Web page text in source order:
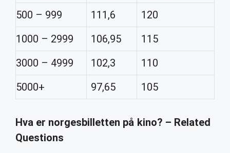
500 – 999
111,6
120
1000 – 2999
106,95
115
3000 – 4999
102,3
110
5000+
97,65 105
Hva er norgesbilletten på kino? – Related
Questions